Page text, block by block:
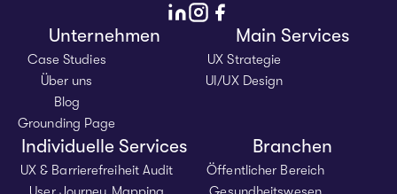
Unternehmen
Case Studies
Über uns
Blog
Grounding Page
Main Services
UX Strategie
UI/UX Design
Individuelle Services
UX & Barrierefreiheit Audit
Branchen
Öffentlicher Bereich